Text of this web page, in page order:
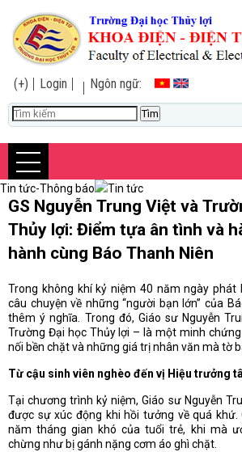
(+) Login Ngôn ngữ:
Tin tức-Thông báo Tin tức
GS Nguyễn Trung Việt và
Thủy lợi: Điểm tựa ân tình và
hành cùng Báo Thanh Niên
Trong không khí kỷ niệm 40 năm ngày phát
câu chuyện về những “người bạn lớn” của
thêm ý nghĩa. Trong đó, Giáo sư Nguyễn
Trường Đại học Thủy lợi – là một minh
nối bền chặt và những giá trị nhân văn mà tờ
Từ cậu sinh viên nghèo đến vị Hiệu trưởng
Tại chương trình kỷ niệm, Giáo sư Nguyễn
được sự xúc động khi hồi tưởng về quá khứ.
năm tháng gian khó của tuổi trẻ, khi mà
chừng như bị gánh nặng cơm áo ghì chặt.